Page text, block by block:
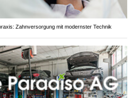
Zahnversorgung mit modernster Technik